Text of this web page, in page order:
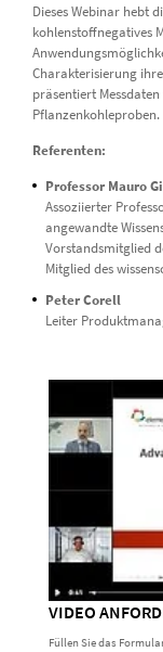
Dieses Webinar hebt
kohlenstoffnegatives
Charakterisierung
präsentiert
Pflanzenkohleproben.
Referenten:
Professor Mauro
Assoziierter
angewandte
Vorstandsmitglied
Mitglied des
Peter Corell
Leiter
VIDEO
Füllen Sie das